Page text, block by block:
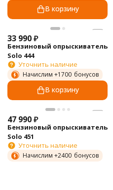
В корзину
33 990₽
Бензиновый опрыскиватель
Solo 444
Уточнить наличие
Начислим +1700 бонусов
В корзину
47 990₽
Бензиновый опрыскиватель
Solo 451
Уточнить наличие
Начислим +2400 бонусов